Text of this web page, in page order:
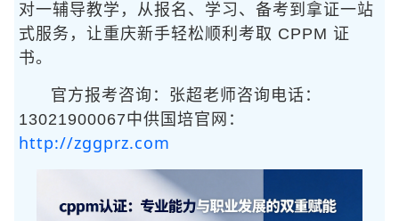
对一辅导教学，从报名、学习、备考到拿证一站
式服务，让重庆新手轻松顺利考取 CPPM 证
书。
官方报考咨询：张超老师咨询电话：
13021900067中供国培官网：
http://zggprz.com